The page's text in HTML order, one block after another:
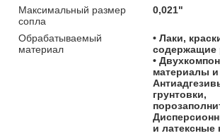
Максимальный размер
сопла
0,021"
Обрабатываемый
материал
• Лаки,
содержащие
•
материалы и
грунтовки,
и латексные